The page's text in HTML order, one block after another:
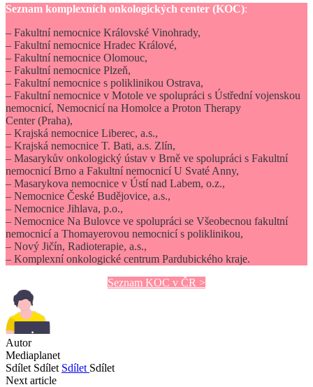
Seznam komplexních onkologických center (KOC):
– Fakultní nemocnice Královské Vinohrady,
– Fakultní nemocnice Hradec Králové,
– Fakultní nemocnice Olomouc,
– Fakultní nemocnice Plzeň,
– Fakultní nemocnice s poliklinikou Ostrava,
– Fakultní nemocnice v Motole ve spolupráci s Ústřední vojenskou
nemocnicí, Nemocnicí na Homolce a Proton Therapy
Center (Praha),
– Krajská nemocnice Liberec, a.s.,
– Krajská nemocnice T. Bati, a.s. Zlín,
– Masarykův onkologický ústav v Brně ve spolupráci s Fakultní
nemocnicí Brno a Fakultní nemocnicí U Svaté Anny,
– Masarykova nemocnice v Ústí nad Labem, o.z.,
– Nemocnice České Budějovice, a.s.,
– Nemocnice Jihlava, p.o.,
– Nemocnice Na Bulovce ve spolupráci se Všeobecnou fakultní
nemocnicí a Thomayerovou nemocnicí s poliklinikou,
– Nový Jičín, Radioterapie, a.s.,
– Komplexní onkologické centrum Pardubického kraje.
Seznam KOC v ČR >
Autor
Mediaplanet
Sdílet Sdílet Sdílet Sdílet
Next article